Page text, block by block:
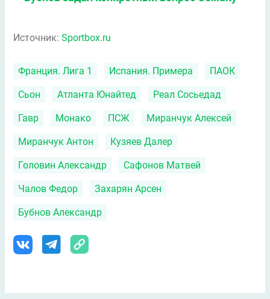
Источник: Sportbox.ru
Франция. Лига 1 Испания. Примера ПАОК
Сьон Атланта Юнайтед Реал Сосьедад
Гавр Монако ПСЖ Миранчук Алексей
Миранчук Антон Кузяев Далер
Головин Александр Сафонов Матвей
Чалов Федор Захарян Арсен
Бубнов Александр